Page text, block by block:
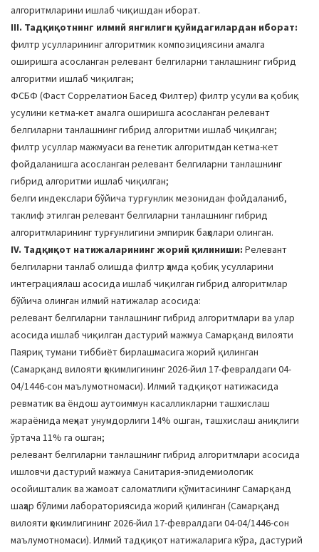
алгоритмларини ишлаб чиқишдан иборат.
III. Тадқиқотнинг илмий янгилиги қуйидагилардан иборат:
филтр усулларининг алгоритмик композициясини амалга
оширишга асосланган релевант белгиларни танлашнинг гибрид
алгоритми ишлаб чиқилган;
ФCБФ (Фаст Cоррелатион Басед Филтер) филтр усули ва қобиқ
усулини кетма-кет амалга оширишга асосланган релевант
белгиларни танлашнинг гибрид алгоритми ишлаб чиқилган;
филтр усуллар мажмуаси ва генетик алгоритмдан кетма-кет
фойдаланишга асосланган релевант белгиларни танлашнинг
гибрид алгоритми ишлаб чиқилган;
белги индекслари бўйича турғунлик мезонидан фойдаланиб,
таклиф этилган релевант белгиларни танлашнинг гибрид
алгоритмларининг турғунлигини эмпирик баҳолари олинган.
IV. Тадқиқот натижаларининг жорий қилиниши: Релевант
белгиларни танлаб олишда филтр ҳамда қобиқ усулларини
интеграциялаш асосида ишлаб чиқилган гибрид алгоритмлар
бўйича олинган илмий натижалар асосида:
релевант белгиларни танлашнинг гибрид алгоритмлари ва улар
асосида ишлаб чиқилган дастурий мажмуа Самарқанд вилояти
Паяриқ тумани тиббиёт бирлашмасига жорий қилинган
(Самарқанд вилояти ҳокимлигининг 2026-йил 17-февралдаги 04-
04/1446-сон маълумотномаси). Илмий тадқиқот натижасида
ревматик ва ёндош аутоиммун касалликларни ташхислаш
жараёнида меҳнат унумдорлиги 14% ошган, ташхислаш аниқлиги
ўртача 11% га ошган;
релевант белгиларни танлашнинг гибрид алгоритмлари асосида
ишловчи дастурий мажмуа Санитария-эпидемиологик
осойишталик ва жамоат саломатлиги қўмитасининг Самарқанд
шаҳар бўлими лабораториясида жорий қилинган (Самарқанд
вилояти ҳокимлигининг 2026-йил 17-февралдаги 04-04/1446-сон
маълумотномаси). Илмий тадқиқот натижаларига кўра, дастурий